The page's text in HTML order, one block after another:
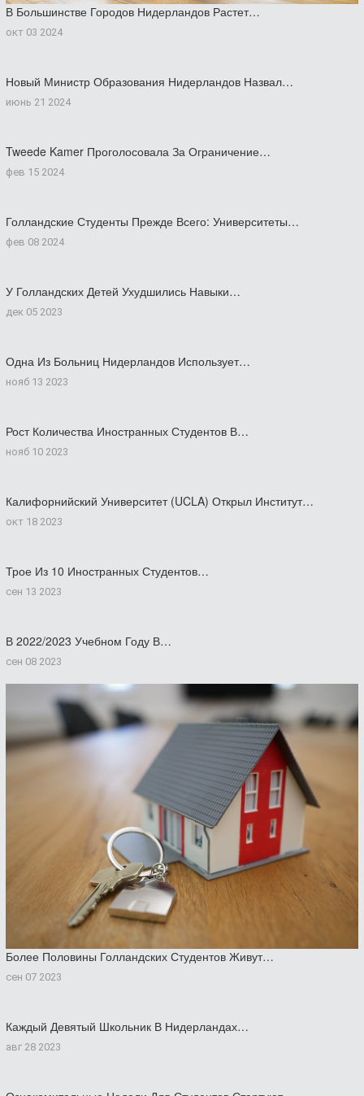
В Большинстве Городов Нидерландов Растет…
окт 03 2024
Новый Министр Образования Нидерландов Назвал…
июнь 21 2024
Tweede Kamer Проголосовала За Ограничение…
фев 15 2024
Голландские Студенты Прежде Всего: Университеты…
фев 08 2024
У Голландских Детей Ухудшились Навыки…
дек 05 2023
Одна Из Больниц Нидерландов Использует…
нояб 13 2023
Рост Количества Иностранных Студентов В…
нояб 10 2023
Калифорнийский Университет (UCLA) Открыл Институт…
окт 18 2023
Трое Из 10 Иностранных Студентов…
сен 13 2023
В 2022/2023 Учебном Году В…
сен 08 2023
Более Половины Голландских Студентов Живут…
сен 07 2023
Каждый Девятый Школьник В Нидерландах…
авг 28 2023